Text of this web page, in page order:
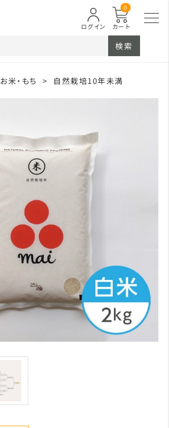
カート
0
ログイン
検索
お米・もち > 自然栽培10年未満